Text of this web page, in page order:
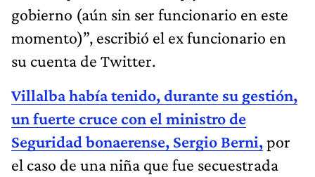
gobierno (aún sin ser funcionario en este
momento)”, escribió el ex funcionario en
su cuenta de Twitter.
Villalba había tenido, durante su gestión,
un fuerte cruce con el ministro de
Seguridad bonaerense, Sergio Berni,por
el caso de una niña que fue secuestrada